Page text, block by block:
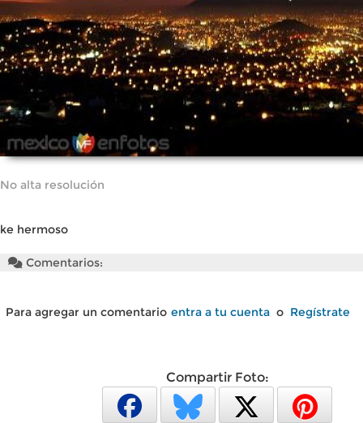
No alta resolución
ke hermoso
Comentarios:
Para agregar un comentario entra a tu cuenta o Regístrate
Compartir Foto: